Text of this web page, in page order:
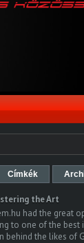
Címkék
the Art
had the great
to one of the best
behind the likes of